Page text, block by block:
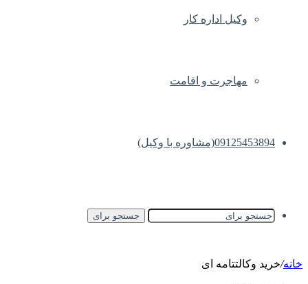
وکیل اداره کار
مهاجرت و اقامت
09125453894(مشاوره با وکیل)
جستجو برای
خانه/خرید وکالتتامه ای